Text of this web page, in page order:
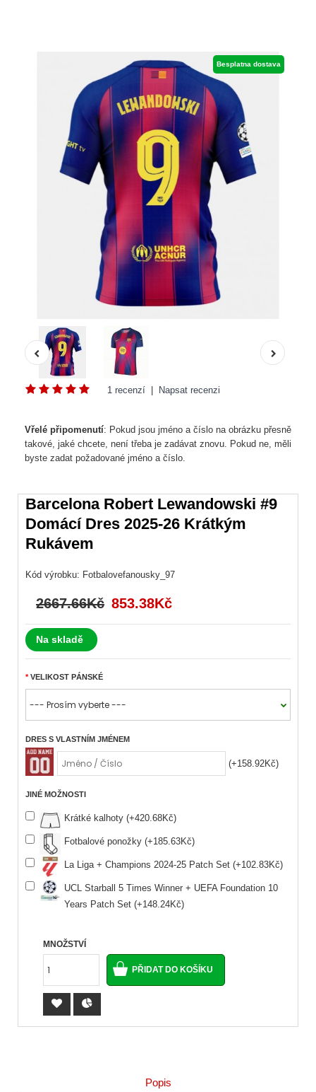
Besplatna dostava
1 recenzí Napsat recenzi
Vřelé připomenutí: Pokud jsou jméno a číslo na obrázku přesně
takové, jaké chcete, není třeba je zadávat znovu. Pokud ne, měli
byste zadat požadované jméno a číslo.
Barcelona Robert Lewandowski #9
Domácí Dres 2025-26 Krátkým
Rukávem
Kód výrobku: Fotbalovefanousky_97
2667.66Kč 853.38Kč
Na skladě
VELIKOST PÁNSKÉ
DRES S VLASTNÍM JMÉNEM
(+158.92Kč)
JINÉ MOŽNOSTI
Krátké kalhoty (+420.68Kč)
Fotbalové ponožky (+185.63Kč)
La Liga + Champions 2024-25 Patch Set (+102.83Kč)
UCL Starball 5 Times Winner + UEFA Foundation 10
Years Patch Set (+148.24Kč)
MNOŽSTVÍ
Popis